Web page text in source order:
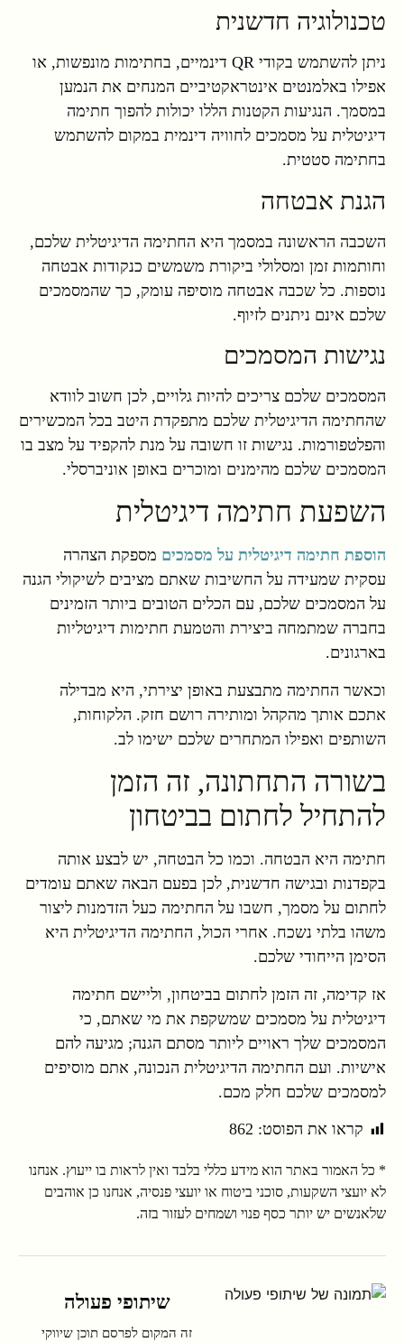
טכנולוגיה חדשנית
ניתן להשתמש בקודי QR דינמיים, בחתימות מונפשות, או
אפילו באלמנטים אינטראקטיביים המנחים את הנמען
במסמך. הנגיעות הקטנות הללו יכולות להפוך חתימה
דיגיטלית על מסמכים לחוויה דינמית במקום להשתמש
בחתימה סטטית.
הגנת אבטחה
השכבה הראשונה במסמך היא החתימה הדיגיטלית שלכם,
וחותמות זמן ומסלולי ביקורת משמשים כנקודות אבטחה
נוספות. כל שכבה אבטחה מוסיפה עומק, כך שהמסמכים
שלכם אינם ניתנים לזיוף.
נגישות המסמכים
המסמכים שלכם צריכים להיות גלויים, לכן חשוב לוודא
שהחתימה הדיגיטלית שלכם מתפקדת היטב בכל המכשירים
והפלטפורמות. נגישות זו חשובה על מנת להקפיד על מצב בו
המסמכים שלכם מהימנים ומוכרים באופן אוניברסלי.
השפעת חתימה דיגיטלית
הוספת חתימה דיגיטלית על מסמכים מספקת הצהרה
עסקית שמעידה על החשיבות שאתם מציבים לשיקולי הגנה
על המסמכים שלכם, עם הכלים הטובים ביותר הזמינים
בחברה שמתמחה ביצירת והטמעת חתימות דיגיטליות
בארגונים.
וכאשר החתימה מתבצעת באופן יצירתי, היא מבדילה
אתכם אותך מהקהל ומותירה רושם חזק. הלקוחות,
השותפים ואפילו המתחרים שלכם ישימו לב.
בשורה התחתונה, זה הזמן
להתחיל לחתום בביטחון
חתימה היא הבטחה. וכמו כל הבטחה, יש לבצע אותה
בקפדנות ובגישה חדשנית, לכן בפעם הבאה שאתם עומדים
לחתום על מסמך, חשבו על החתימה כעל הזדמנות ליצור
משהו בלתי נשכח. אחרי הכול, החתימה הדיגיטלית היא
הסימן הייחודי שלכם.
אז קדימה, זה הזמן לחתום בביטחון, וליישם חתימה
דיגיטלית על מסמכים שמשקפת את מי שאתם, כי
המסמכים שלך ראויים ליותר מסתם הגנה; מגיעה להם
אישיות. ועם החתימה הדיגיטלית הנכונה, אתם מוסיפים
למסמכים שלכם חלק מכם.
קראו את הפוסט: 862
* כל האמור באתר הוא מידע כללי בלבד ואין לראות בו ייעוץ. אנחנו
לא יועצי השקעות, סוכני ביטוח או יועצי פנסיה, אנחנו כן אוהבים
שלאנשים יש יותר כסף פנוי ושמחים לעזור בזה.
שיתופי פעולה
זה המקום לפרסם תוכן שיווקי